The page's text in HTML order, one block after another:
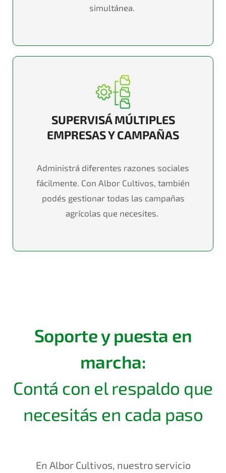
simultánea.
SUPERVISÁ MÚLTIPLES
EMPRESAS Y CAMPAÑAS
Administrá diferentes razones sociales
fácilmente. Con Albor Cultivos, también
podés gestionar todas las campañas
agrícolas que necesites.
Soporte y puesta en
marcha:
Contá con el respaldo que
necesitás en cada paso
En Albor Cultivos, nuestro servicio